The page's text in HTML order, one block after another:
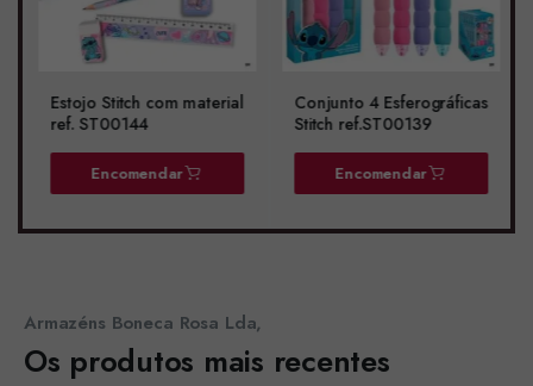
Estojo Stitch com material
ref. ST00144
Encomendar
Conjunto 4 Esferográficas
Stitch ref.ST00139
Encomendar
Armazéns Boneca Rosa Lda,
Os produtos mais recentes